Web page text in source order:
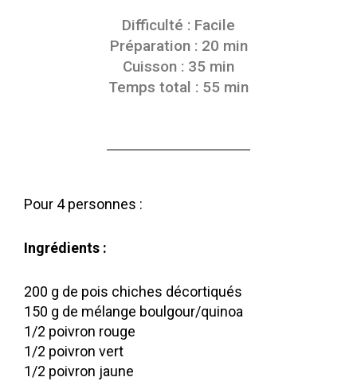
Difficulté : Facile
Préparation : 20 min
Cuisson : 35 min
Temps total : 55 min
Pour 4 personnes :
Ingrédients :
200 g de pois chiches décortiqués
150 g de mélange boulgour/quinoa
1/2 poivron rouge
1/2 poivron vert
1/2 poivron jaune